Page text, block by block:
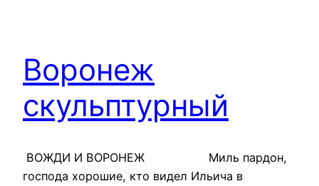
Воронеж
скульптурный
ВОЖДИ И ВОРОНЕЖ Миль пардон,
господа хорошие, кто видел Ильича в